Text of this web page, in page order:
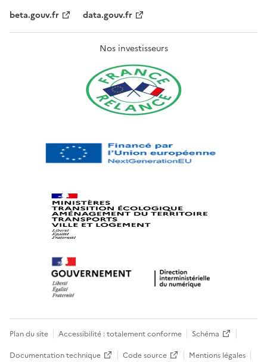
beta.gouv.fr
data.gouv.fr
Nos investisseurs
Plan du site Accessibilité : totalement conforme
Schéma
Documentation technique
Code source Mentions légales